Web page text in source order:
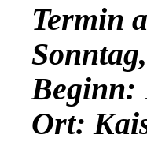
Termin
Beginn:
Ort: